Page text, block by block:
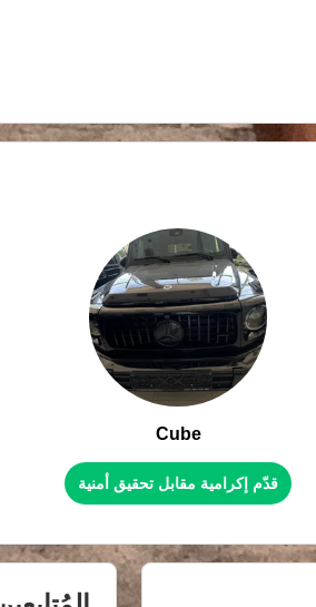
Cube
قدّم إكرامية مقابل تحقيق أمنية